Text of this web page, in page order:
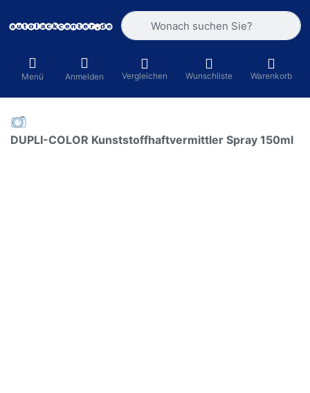
Geben Sie einen Suchbegriff ein.
Menü Anmelden Vergleichen Wunschliste Warenkorb
DUPLI-COLOR Kunststoffhaftvermittler Spray 150ml